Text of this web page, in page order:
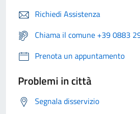
Richiedi Assistenza
Chiama il comune +39 0883
Prenota un appuntamento
Problemi in città
Segnala disservizio